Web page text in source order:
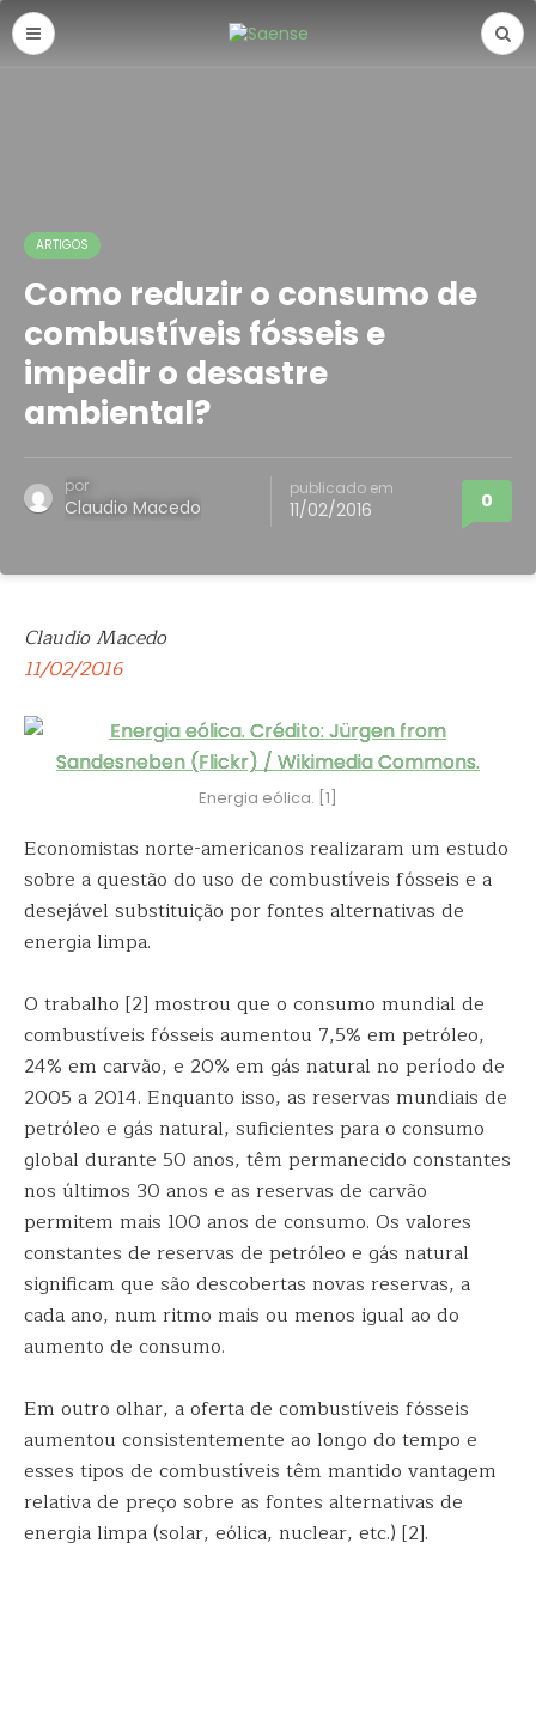
ARTIGOS
Como reduzir o consumo de
combustíveis fósseis e
impedir o desastre
ambiental?
por
Claudio Macedo
publicado em
11/02/2016 0
Claudio Macedo
11/02/2016
Energia eólica. [1]
Economistas norte-americanos realizaram um estudo
sobre a questão do uso de combustíveis fósseis e a
desejável substituição por fontes alternativas de
energia limpa.
O trabalho [2] mostrou que o consumo mundial de
combustíveis fósseis aumentou 7,5% em petróleo,
24% em carvão, e 20% em gás natural no período de
2005 a 2014. Enquanto isso, as reservas mundiais de
petróleo e gás natural, suficientes para o consumo
global durante 50 anos, têm permanecido constantes
nos últimos 30 anos e as reservas de carvão
permitem mais 100 anos de consumo. Os valores
constantes de reservas de petróleo e gás natural
significam que são descobertas novas reservas, a
cada ano, num ritmo mais ou menos igual ao do
aumento de consumo.
Em outro olhar, a oferta de combustíveis fósseis
aumentou consistentemente ao longo do tempo e
esses tipos de combustíveis têm mantido vantagem
relativa de preço sobre as fontes alternativas de
energia limpa (solar, eólica, nuclear, etc.) [2].